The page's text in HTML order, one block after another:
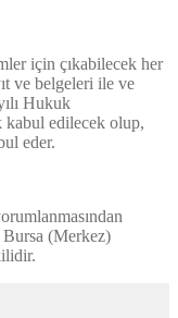
için çıkabilecek her
ve belgeleri ile ve
Hukuk
kabul edilecek olup,
eder.
Bursa (Merkez)